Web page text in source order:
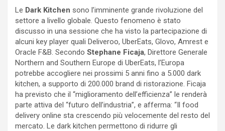
Le Dark Kitchen sono l’imminente grande rivoluzione del
settore a livello globale. Questo fenomeno è stato
discusso in una sessione che ha visto la partecipazione di
alcuni key player quali Deliveroo, UberEats, Glovo, Amrest e
Oracle F&B. Secondo Stephane Ficaja, Direttore Generale
Northern and Southern Europe di UberEats, l’Europa
potrebbe accogliere nei prossimi 5 anni fino a 5.000 dark
kitchen, a supporto di 200.000 brand di ristorazione. Ficaja
ha previsto che il “miglioramento dell’efficienza” le renderà
parte attiva del “futuro dell’industria”, e afferma: “Il food
delivery online sta crescendo più velocemente del resto del
mercato. Le dark kitchen permettono di ridurre gli